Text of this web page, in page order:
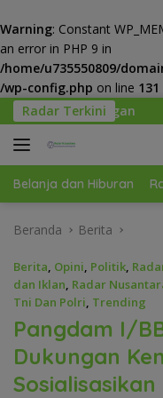
Warning: Constant
an error in PHP 9 in
/home/u735550809/
/wp-config.php on line 131
Langsung
ke
konten
Radar Terkini
Menhut : Presiden
Belanja dan Hiburan
Beranda Berita
Berita, Opini, Politik,
dan Iklan, Radar
Tni Dan Polri, Trending
Pangdam I/
Dukungan